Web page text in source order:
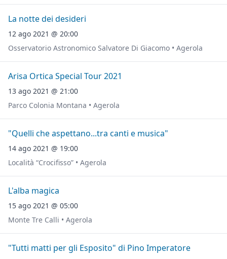
La notte dei desideri
12 ago 2021 @ 20:00
Osservatorio Astronomico Salvatore Di Giacomo • Agerola
Arisa Ortica Special Tour 2021
13 ago 2021 @ 21:00
Parco Colonia Montana • Agerola
"Quelli che aspettano...tra canti e musica"
14 ago 2021 @ 19:00
Località “Crocifisso” • Agerola
L'alba magica
15 ago 2021 @ 05:00
Monte Tre Calli • Agerola
"Tutti matti per gli Esposito" di Pino Imperatore